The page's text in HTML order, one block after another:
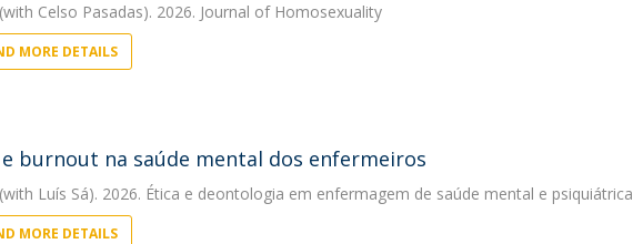
(with Celso Pasadas). 2026. Journal of Homosexuality
MORE DETAILS
burnout na saúde mental dos enfermeiros
(with Luís Sá). 2026. Ética e deontologia em enfermagem de saúde mental e psiquiátrica
MORE DETAILS